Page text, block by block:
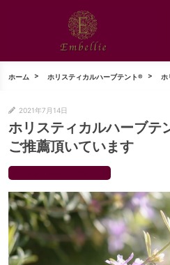
ホーム ホリスティカルハーブテント® ホ
2021年7月14日
ホリスティカルハーブテ
ご推薦頂いています